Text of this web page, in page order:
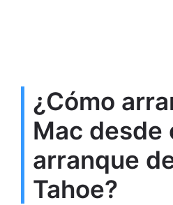
¿Cómo
Mac desde
arranque
Tahoe?